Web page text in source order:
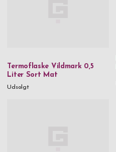
Termoflaske Vildmark 0,5
Liter Sort Mat
Udsolgt